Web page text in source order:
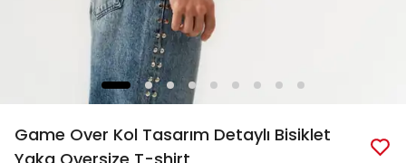
Game Over Kol Tasarım Detaylı Bisiklet